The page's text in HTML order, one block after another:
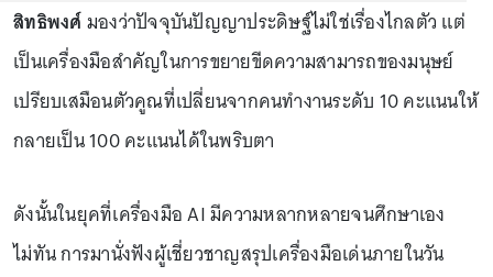
สิทธิพงศ์มองว่าปัจจุบันปัญญาประดิษฐ์ไม่ใช่เรื่องไกลตัว แต่
เป็นเครื่องมือสำคัญในการขยายขีดความสามารถของมนุษย์
เปรียบเสมือนตัวคูณที่เปลี่ยนจากคนทำงานระดับ 10 คะแนนให้
กลายเป็น 100 คะแนนได้ในพริบตา
ดังนั้นในยุคที่เครื่องมือ AI มีความหลากหลายจนศึกษาเอง
ไม่ทัน การมานั่งฟังผู้เชี่ยวชาญสรุปเครื่องมือเด่นภายในวัน